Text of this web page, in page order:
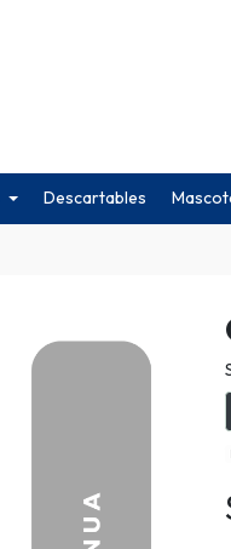
Descartables